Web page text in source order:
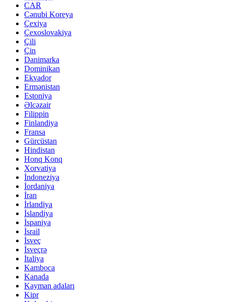
CAR
Cənubi Koreya
Çexiya
Çexoslovakiya
Çili
Çin
Danimarka
Dominikan
Ekvador
Ermənistan
Estoniya
Əlcəzair
Filippin
Finlandiya
Fransa
Gürcüstan
Hindistan
Honq Konq
Xorvatiya
İndoneziya
İordaniya
İran
İrlandiya
İslandiya
İspaniya
İsrail
İsveç
İsveçrə
İtaliya
Kamboca
Kanada
Kayman adaları
Kipr